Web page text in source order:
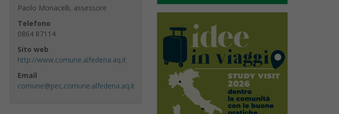
Paolo Monacelli, assessore
Telefono
0864 87114
Sito web
http://www.comune.alfedena.aq.it
Email
comune@pec.comune.alfedena.aq.it